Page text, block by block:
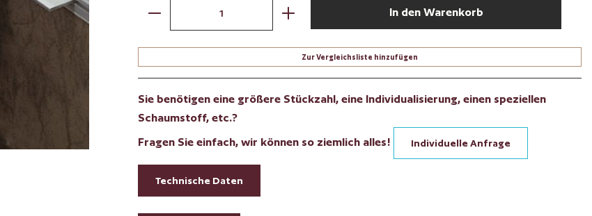
Produkt Anzahl: Gib den gewünschten Wert ein oder benutze die
In den Warenkorb
Zur Vergleichsliste hinzufügen
Sie benötigen eine größere Stückzahl, eine Individualisierung, einen speziellen
Schaumstoff, etc.?
Fragen Sie einfach, wir können so ziemlich alles!
Individuelle Anfrage
Technische Daten